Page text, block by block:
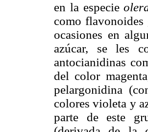
en la especie
como
ocasiones en
azúcar, se les
antocianidinas
del color
pelargonidina
colores violeta y
parte de este